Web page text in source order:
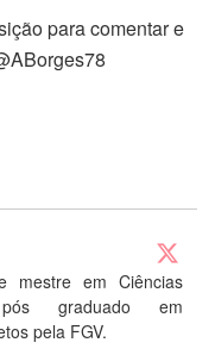
para comentar e
mestre em Ciências
graduado em
pela FGV.